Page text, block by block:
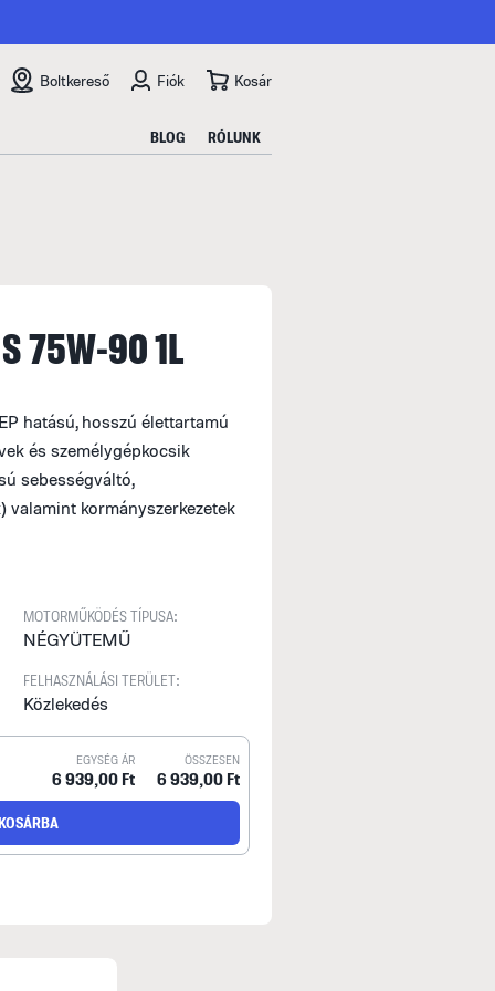
Boltkereső Fiók Kosár
BLOG RÓLUNK
75W-90 1L
hatású, hosszú élettartamú
és személygépkocsik
sebességváltó,
valamint kormányszerkezetek
MOTORMŰKÖDÉS TÍPUSA:
NÉGYÜTEMŰ
FELHASZNÁLÁSI TERÜLET:
Közlekedés
EGYSÉG ÁR
6 939,00 Ft
ÖSSZESEN
6 939,00 Ft